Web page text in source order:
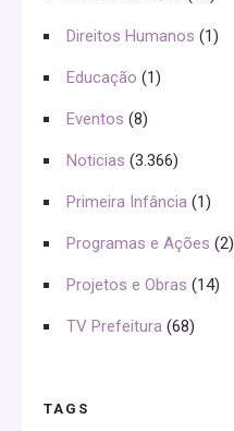
Direitos Humanos (1)
Educação (1)
Eventos (8)
Noticias (3.366)
Primeira Infância (1)
Programas e Ações (2)
Projetos e Obras (14)
TV Prefeitura (68)
TAGS